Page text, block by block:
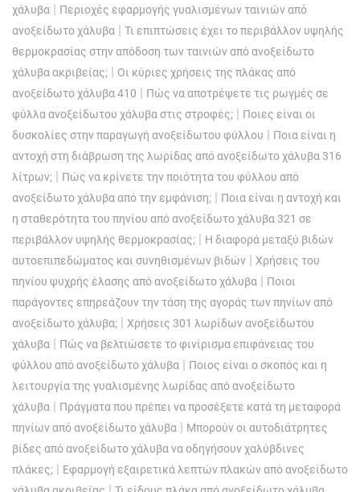
χάλυβα | Περιοχές εφαρμογής γυαλισμένων ταινιών από
ανοξείδωτο χάλυβα | Τι επιπτώσεις έχει το περιβάλλον υψηλής
θερμοκρασίας στην απόδοση των ταινιών από ανοξείδωτο
χάλυβα ακριβείας; | Οι κύριες χρήσεις της πλάκας από
ανοξείδωτο χάλυβα 410 | Πώς να αποτρέψετε τις ρωγμές σε
φύλλα ανοξείδωτου χάλυβα στις στροφές; | Ποιες είναι οι
δυσκολίες στην παραγωγή ανοξείδωτου φύλλου | Ποια είναι η
αντοχή στη διάβρωση της λωρίδας από ανοξείδωτο χάλυβα 316
λίτρων; | Πώς να κρίνετε την ποιότητα του φύλλου από
ανοξείδωτο χάλυβα από την εμφάνιση; | Ποια είναι η αντοχή και
η σταθερότητα του πηνίου από ανοξείδωτο χάλυβα 321 σε
περιβάλλον υψηλής θερμοκρασίας; | Η διαφορά μεταξύ βιδών
αυτοεπιπεδώματος και συνηθισμένων βιδών | Χρήσεις του
πηνίου ψυχρής έλασης από ανοξείδωτο χάλυβα | Ποιοι
παράγοντες επηρεάζουν την τάση της αγοράς των πηνίων από
ανοξείδωτο χάλυβα; | Χρήσεις 301 λωρίδων ανοξείδωτου
χάλυβα | Πώς να βελτιώσετε το φινίρισμα επιφάνειας του
φύλλου από ανοξείδωτο χάλυβα | Ποιος είναι ο σκοπός και η
λειτουργία της γυαλισμένης λωρίδας από ανοξείδωτο
χάλυβα | Πράγματα που πρέπει να προσέξετε κατά τη μεταφορά
πηνίων από ανοξείδωτο χάλυβα | Μπορούν οι αυτοδιάτρητες
βίδες από ανοξείδωτο χάλυβα να οδηγήσουν χαλύβδινες
πλάκες; | Εφαρμογή εξαιρετικά λεπτών πλακών από ανοξείδωτο